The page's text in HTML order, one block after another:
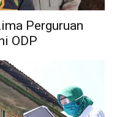
Perguruan
ODP